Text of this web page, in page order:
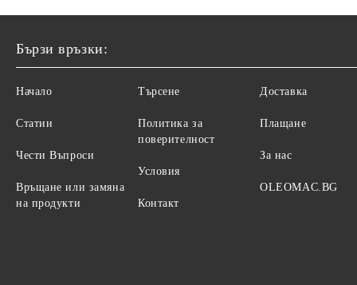
Бързи връзки:
Начало
Статии
Чести Въпроси
Връщане или замяна
на продукти
Търсене
Политика за
поверителност
Условия
Контакт
Доставка
Плащане
За нас
OLEOMAC.BG